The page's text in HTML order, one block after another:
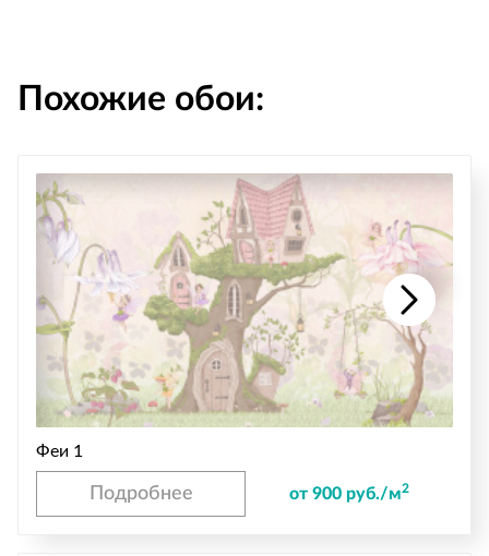
Похожие обои:
Феи 1
Подробнее от 900 руб./м2